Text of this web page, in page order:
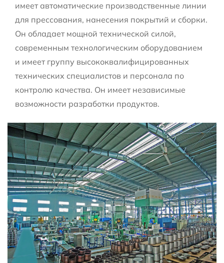
имеет автоматические производственные линии
для прессования, нанесения покрытий и сборки.
Он обладает мощной технической силой,
современным технологическим оборудованием
и имеет группу высококвалифицированных
технических специалистов и персонала по
контролю качества. Он имеет независимые
возможности разработки продуктов.